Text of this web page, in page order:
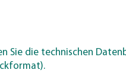
Sie die technischen